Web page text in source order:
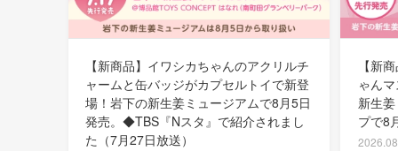
【新商品】イワシカちゃんのアクリルチ
ャームと缶バッジがカプセルトイで新登
場！岩下の新生姜ミュージアムで8月5日
発売。◆TBS『Nスタ』で紹介されまし
た（7月27日放送）
【新
ゃん
新生
プで8